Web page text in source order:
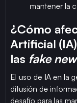
mantener la
¿Cómo
Artificial
las fake
El uso de IA en la
difusión de
desafío para las